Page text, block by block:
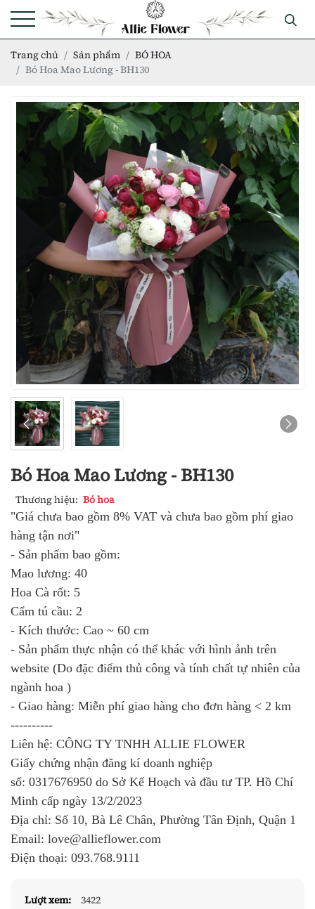
Trang chủ Sản phẩm
BÓ HOA
Bó Hoa Mao Lương - BH130
Bó Hoa Mao Lương - BH130
Thương hiệu: Bó hoa
"Giá chưa bao gồm 8% VAT và chưa bao gồm phí giao
hàng tận nơi"
- Sản phẩm bao gồm:
Mao lương: 40
Hoa Cà rốt: 5
Cẩm tú cầu: 2
- Kích thước: Cao ~ 60 cm
- Sản phẩm thực nhận có thể khác với hình ảnh trên
website (Do đặc điểm thủ công và tính chất tự nhiên của
ngành hoa )
- Giao hàng: Miễn phí giao hàng cho đơn hàng < 2 km
----------
Liên hệ: CÔNG TY TNHH ALLIE FLOWER
Giấy chứng nhận đăng kí doanh nghiệp
số: 0317676950 do Sở Kế Hoạch và đầu tư TP. Hồ Chí
Minh cấp ngày 13/2/2023
Địa chỉ: Số 10, Bà Lê Chân, Phường Tân Định, Quận 1
Email: love@allieflower.com
Điện thoại: 093.768.9111
Lượt xem:
3422